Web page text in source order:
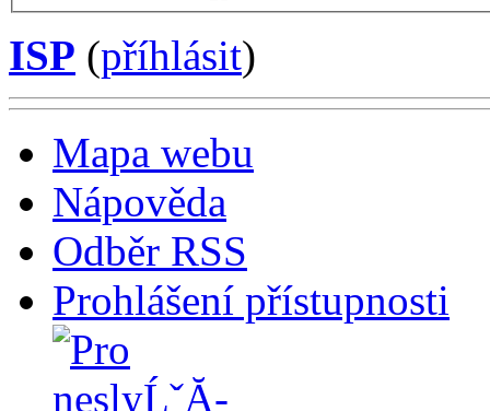
ISP (příhlásit)
Mapa webu
Nápověda
Odběr RSS
Prohlášení přístupnosti